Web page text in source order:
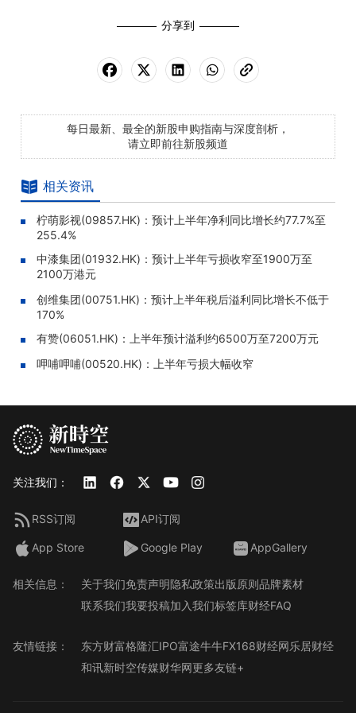
分享到
每日最新、最全的新股申购指南与深度剖析，
请立即前往新股频道
相关资讯
柠萌影视(09857.HK)：预计上半年净利同比增长约77.7%至
255.4%
中漆集团(01932.HK)：预计上半年亏损收窄至1900万至
2100万港元
创维集团(00751.HK)：预计上半年税后溢利同比增长不低于
170%
有赞(06051.HK)：上半年预计溢利约6500万至7200万元
呷哺呷哺(00520.HK)：上半年亏损大幅收窄
关注我们：
RSS订阅 API订阅
App Store Google Play AppGallery
相关信息： 关于我们免责声明隐私政策出版原则品牌素材
联系我们我要投稿加入我们标签库财经FAQ
友情链接： 东方财富格隆汇IPO富途牛牛FX168财经网乐居财经
和讯新时空传媒财华网更多友链+